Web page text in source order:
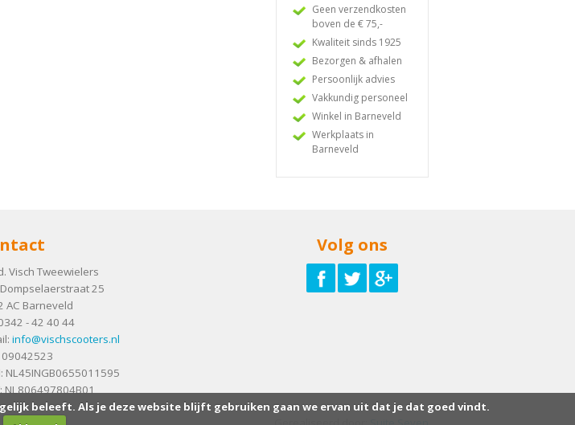
Geen verzendkosten
boven de € 75,-
Kwaliteit sinds 1925
Bezorgen & afhalen
Persoonlijk advies
Vakkundig personeel
Winkel in Barneveld
Werkplaats in
Barneveld
Visch Tweewielers
25
AC Barneveld
- 42 40 44
info@vischscooters.nl
09042523
NL45INGB0655011595
NL806497804B01
Volg ons
beleeft. Als je deze website blijft gebruiken gaan we ervan uit dat je dat goed vindt.